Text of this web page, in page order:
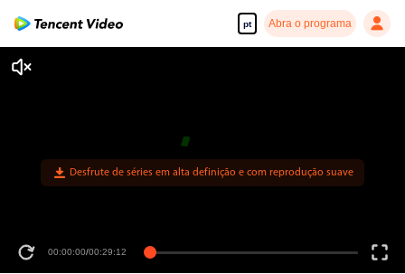
pt Abra o programa
Desfrute de séries em alta definição e com reprodução suave
00:00:00/00:29:12